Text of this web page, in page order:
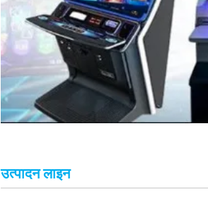
उत्पादन लाइन